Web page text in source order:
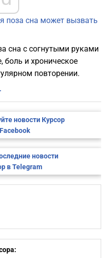
поза сна может вызвать
сна с согнутыми руками
и хроническое
повторении.
новости Курсор
новости
в Telegram